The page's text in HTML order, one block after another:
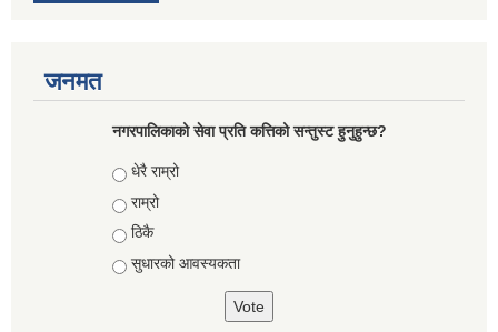
जनमत
नगरपालिकाको सेवा प्रति कत्तिको सन्तुस्ट हुनुहुन्छ?
Choices
धेरै राम्रो
राम्रो
ठिकै
सुधारको आवस्यकता